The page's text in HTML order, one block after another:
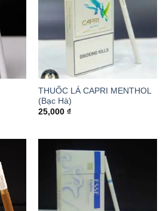
THUỐC LÁ CAPRI MENTHOL
(Bạc Hà)
25,000 ₫